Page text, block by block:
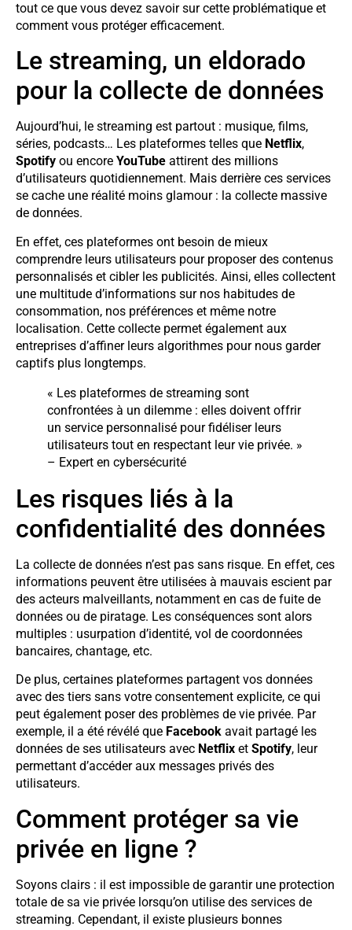
tout ce que vous devez savoir sur cette problématique et
comment vous protéger efficacement.
Le streaming, un eldorado
pour la collecte de données
Aujourd’hui, le streaming est partout : musique, films,
séries, podcasts… Les plateformes telles que Netflix,
Spotify ou encore YouTube attirent des millions
d’utilisateurs quotidiennement. Mais derrière ces services
se cache une réalité moins glamour : la collecte massive
de données.
En effet, ces plateformes ont besoin de mieux
comprendre leurs utilisateurs pour proposer des contenus
personnalisés et cibler les publicités. Ainsi, elles collectent
une multitude d’informations sur nos habitudes de
consommation, nos préférences et même notre
localisation. Cette collecte permet également aux
entreprises d’affiner leurs algorithmes pour nous garder
captifs plus longtemps.
« Les plateformes de streaming sont
confrontées à un dilemme : elles doivent offrir
un service personnalisé pour fidéliser leurs
utilisateurs tout en respectant leur vie privée. »
– Expert en cybersécurité
Les risques liés à la
confidentialité des données
La collecte de données n’est pas sans risque. En effet, ces
informations peuvent être utilisées à mauvais escient par
des acteurs malveillants, notamment en cas de fuite de
données ou de piratage. Les conséquences sont alors
multiples : usurpation d’identité, vol de coordonnées
bancaires, chantage, etc.
De plus, certaines plateformes partagent vos données
avec des tiers sans votre consentement explicite, ce qui
peut également poser des problèmes de vie privée. Par
exemple, il a été révélé que Facebook avait partagé les
données de ses utilisateurs avec Netflix et Spotify, leur
permettant d’accéder aux messages privés des
utilisateurs.
Comment protéger sa vie
privée en ligne ?
Soyons clairs : il est impossible de garantir une protection
totale de sa vie privée lorsqu’on utilise des services de
streaming. Cependant, il existe plusieurs bonnes